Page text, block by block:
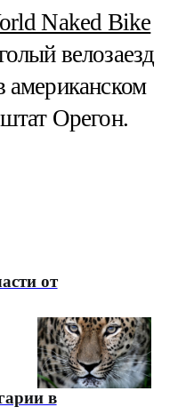
Naked Bike
велозаезд
американском
Орегон.
от
в